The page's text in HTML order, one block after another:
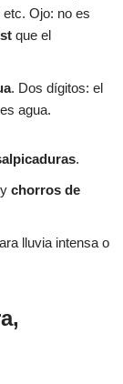
etc. Ojo: no es
que el
. Dos dígitos: el
agua.
.
chorros de
lluvia intensa o